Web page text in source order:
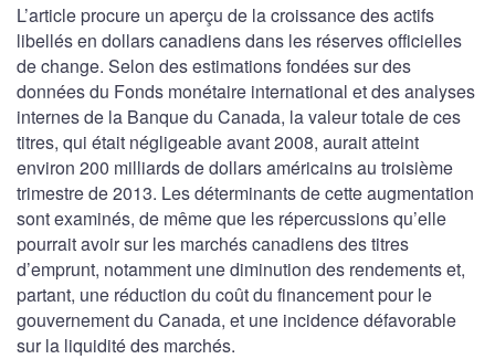
L’article procure un aperçu de la croissance des actifs
libellés en dollars canadiens dans les réserves officielles
de change. Selon des estimations fondées sur des
données du Fonds monétaire international et des analyses
internes de la Banque du Canada, la valeur totale de ces
titres, qui était négligeable avant 2008, aurait atteint
environ 200 milliards de dollars américains au troisième
trimestre de 2013. Les déterminants de cette augmentation
sont examinés, de même que les répercussions qu’elle
pourrait avoir sur les marchés canadiens des titres
d’emprunt, notamment une diminution des rendements et,
partant, une réduction du coût du financement pour le
gouvernement du Canada, et une incidence défavorable
sur la liquidité des marchés.